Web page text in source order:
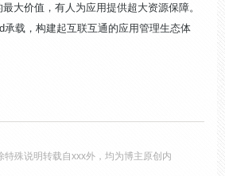
大价值，有人为应用提供超大资源保障。
承载，构建起互联互通的应用管理生态体
特殊说明转载自xxx外，均为博主原创内